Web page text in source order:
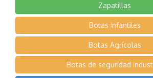
Zapatillas
Botas Infantiles
Botas Agrícolas
Botas de seguridad